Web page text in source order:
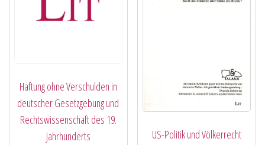
Haftung ohne Verschulden in
deutscher Gesetzgebung und
Rechtswissenschaft des 19.
Jahrhunderts
US-Politik und Völkerrecht